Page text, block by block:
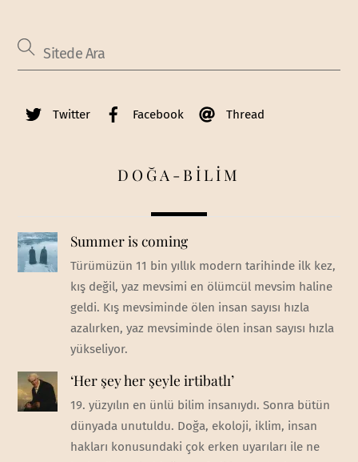
Twitter Facebook Thread
DOĞA-BİLİM
Summer is coming
Türümüzün 11 bin yıllık modern tarihinde ilk kez,
kış değil, yaz mevsimi en ölümcül mevsim haline
geldi. Kış mevsiminde ölen insan sayısı hızla
azalırken, yaz mevsiminde ölen insan sayısı hızla
yükseliyor.
‘Her şey her şeyle irtibatlı’
19. yüzyılın en ünlü bilim insanıydı. Sonra bütün
dünyada unutuldu. Doğa, ekoloji, iklim, insan
hakları konusundaki çok erken uyarıları ile ne